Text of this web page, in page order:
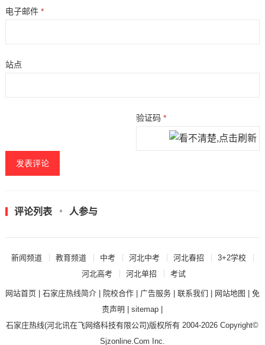
电子邮件 *
站点
验证码*
评论列表 人参与
新闻频道 教育频道 中考 河北中考 河北春招
3+2学校
河北高考
河北单招 考试
网站首页| 石家庄热线简介| 院校合作| 广告服务| 联系我们 网站地图
免
责声明
|sitemap
石家庄热线(河北讯在飞网络科技有限公司)版权所有 2004-2026 Copyright©
Sjzonline.Com Inc.